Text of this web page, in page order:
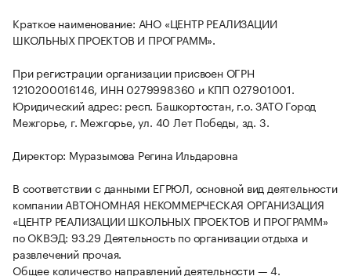
Краткое наименование: АНО «ЦЕНТР РЕАЛИЗАЦИИ
ШКОЛЬНЫХ ПРОЕКТОВ И ПРОГРАММ».
При регистрации организации присвоен ОГРН
1210200016146, ИНН 0279998360 и КПП 027901001.
Юридический адрес: респ. Башкортостан, г.о. ЗАТО Город
Межгорье, г. Межгорье, ул. 40 Лет Победы, зд. 3.
Директор: Муразымова Регина Ильдаровна
В соответствии с данными ЕГРЮЛ, основной вид деятельности
компании АВТОНОМНАЯ НЕКОММЕРЧЕСКАЯ ОРГАНИЗАЦИЯ
«ЦЕНТР РЕАЛИЗАЦИИ ШКОЛЬНЫХ ПРОЕКТОВ И ПРОГРАММ»
по ОКВЭД: 93.29 Деятельность по организации отдыха и
развлечений прочая.
Общее количество направлений деятельности — 4.